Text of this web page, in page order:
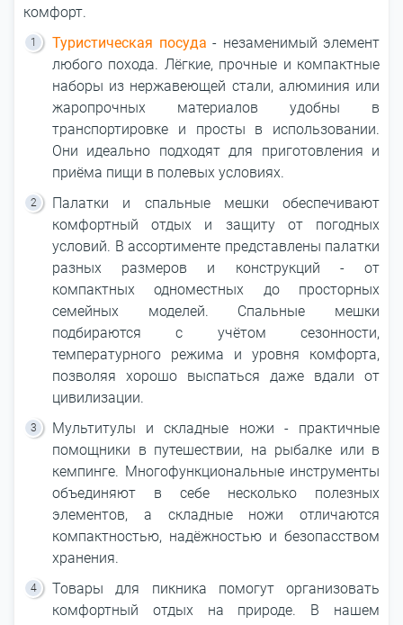
комфорт.
Туристическая посуда - незаменимый элемент
любого похода. Лёгкие, прочные и компактные
наборы из нержавеющей стали, алюминия или
жаропрочных материалов удобны в
транспортировке и просты в использовании.
Они идеально подходят для приготовления и
приёма пищи в полевых условиях.
Палатки и спальные мешки обеспечивают
комфортный отдых и защиту от погодных
условий. В ассортименте представлены палатки
разных размеров и конструкций - от
компактных одноместных до просторных
семейных моделей. Спальные мешки
подбираются с учётом сезонности,
температурного режима и уровня комфорта,
позволяя хорошо выспаться даже вдали от
цивилизации.
Мультитулы и складные ножи - практичные
помощники в путешествии, на рыбалке или в
кемпинге. Многофункциональные инструменты
объединяют в себе несколько полезных
элементов, а складные ножи отличаются
компактностью, надёжностью и безопасством
хранения.
Товары для пикника помогут организовать
комфортный отдых на природе. В нашем